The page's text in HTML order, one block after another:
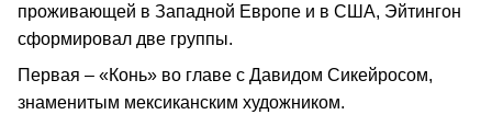
проживающей в Западной Европе и в США, Эйтингон
сформировал две группы.
Первая – «Конь» во главе с Давидом Сикейросом,
знаменитым мексиканским художником.